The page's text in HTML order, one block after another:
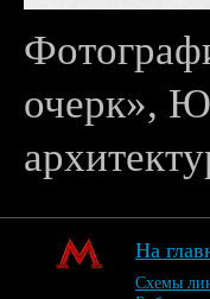
очерк»,
На
Схемы